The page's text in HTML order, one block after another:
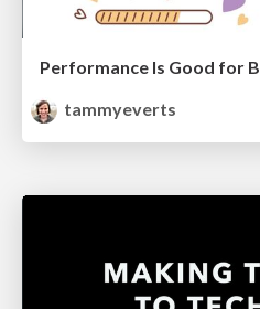
tammyeverts